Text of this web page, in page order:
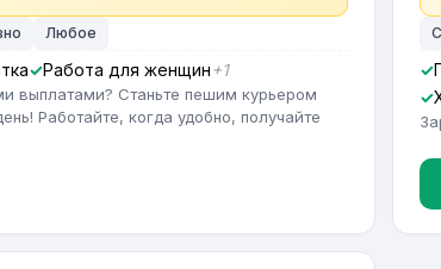
Любое
Работа для женщин +1
выплатами? Станьте пешим курьером
Работайте, когда удобно, получайте